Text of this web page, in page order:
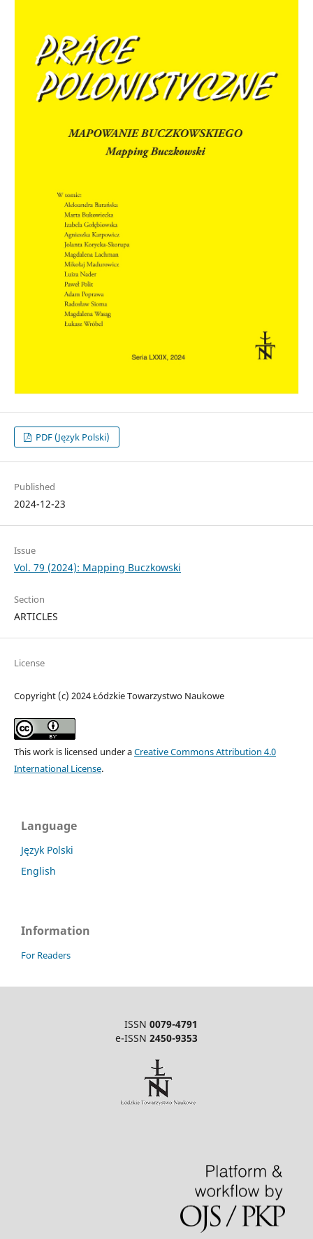
PDF (Język Polski)
Published
2024-12-23
Issue
Vol. 79 (2024): Mapping Buczkowski
Section
ARTICLES
License
Copyright (c) 2024 Łódzkie Towarzystwo Naukowe
This work is licensed under aCreative Commons Attribution 4.0
International License.
Language
Język Polski
English
Information
For Readers
ISSN 0079-4791
e-ISSN 2450-9353